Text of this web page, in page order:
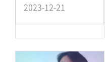
2023-12-21